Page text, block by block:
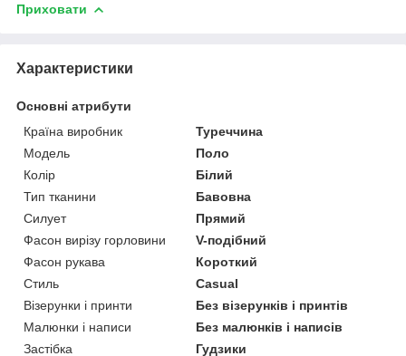
Приховати
Характеристики
Основні атрибути
Країна виробник
Туреччина
Модель
Поло
Колір
Білий
Тип тканини
Бавовна
Силует
Прямий
Фасон вирізу горловини
V-подібний
Фасон рукава
Короткий
Стиль
Casual
Візерунки і принти
Без візерунків і принтів
Малюнки і написи
Без малюнків і написів
Застібка
Гудзики